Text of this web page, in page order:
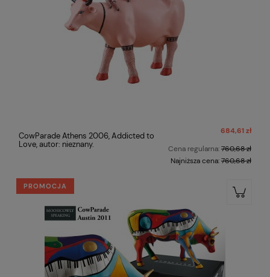
CowParade Athens 2006, Addicted to
Love, autor: nieznany.
684,61 zł
Cena regularna:760,68 zł
Najniższa cena:760,68 zł
PROMOCJA